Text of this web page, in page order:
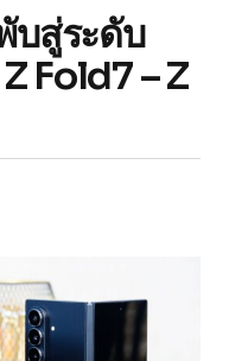
บสู่ระดับ
Fold7 – Z